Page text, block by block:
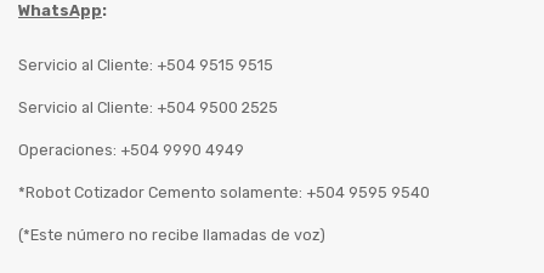
WhatsApp:
Servicio al Cliente: +504 9515 9515
Servicio al Cliente: +504 9500 2525
Operaciones: +504 9990 4949
*Robot Cotizador Cemento solamente: +504 9595 9540
(*Este número no recibe llamadas de voz)